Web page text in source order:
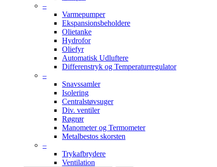
–
Varmepumper
Ekspansionsbeholdere
Olietanke
Hydrofor
Oliefyr
Automatisk Udluftere
Differenstryk og Temperaturregulator
–
Snavssamler
Isolering
Centralstøvsuger
Div. ventiler
Røgrør
Manometer og Termometer
Metalbestos skorsten
–
Trykafbrydere
Ventilation